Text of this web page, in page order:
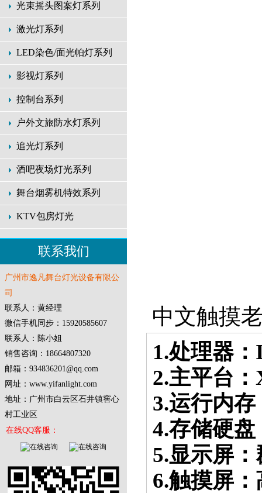
光束摇头图案灯系列
激光灯系列
LED染色/面光帕灯系列
影视灯系列
控制台系列
户外文旅防水灯系列
追光灯系列
酒吧夜场灯光系列
舞台烟雾机特效系列
KTV包房灯光
联系我们
广州市逸凡舞台灯光设备有限公
司
联系人：黄经理
微信手机同步：15920585607
联系人：陈小姐
销售咨询： 18664807320
邮箱：934836201@qq.com
网址：www.yifanlight.com
地址：广州市白云区石井镇窖心
村工业区
在线QQ客服：
中文触摸
1.处理器
2.主平台
3.运行内
4.存储硬盘
5.显示屏
6.触摸屏